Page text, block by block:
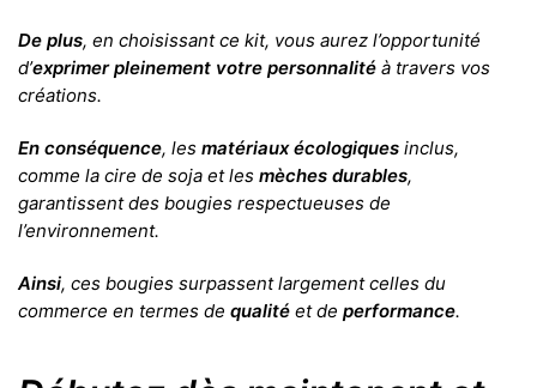
De plus, en choisissant ce kit, vous aurez l’opportunité
d’exprimer pleinement votre personnalité à travers vos
créations.
En conséquence, les matériaux écologiques inclus,
comme la cire de soja et les mèches durables,
garantissent des bougies respectueuses de
l’environnement.
Ainsi, ces bougies surpassent largement celles du
commerce en termes de qualité et de performance.